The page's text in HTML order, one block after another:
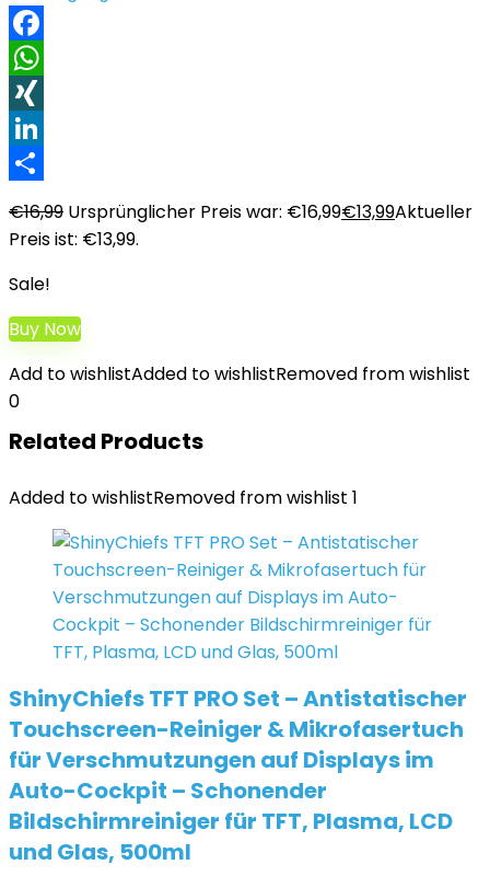
Facebook
WhatsApp
XING
LinkedIn
€16,99 Ursprünglicher Preis war: €16,99€13,99Aktueller
Preis ist: €13,99.
Sale!
Buy Now
Add to wishlistAdded to wishlistRemoved from wishlist
0
Related Products
Added to wishlistRemoved from wishlist 1
ShinyChiefs TFT PRO Set – Antistatischer
Touchscreen-Reiniger & Mikrofasertuch
für Verschmutzungen auf Displays im
Auto-Cockpit – Schonender
Bildschirmreiniger für TFT, Plasma, LCD
und Glas, 500ml